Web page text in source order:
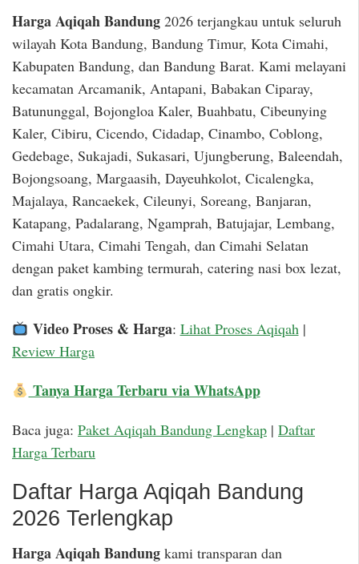
Harga Aqiqah Bandung 2026 terjangkau untuk seluruh
wilayah Kota Bandung, Bandung Timur, Kota Cimahi,
Kabupaten Bandung, dan Bandung Barat. Kami melayani
kecamatan Arcamanik, Antapani, Babakan Ciparay,
Batununggal, Bojongloa Kaler, Buahbatu, Cibeunying
Kaler, Cibiru, Cicendo, Cidadap, Cinambo, Coblong,
Gedebage, Sukajadi, Sukasari, Ujungberung, Baleendah,
Bojongsoang, Margaasih, Dayeuhkolot, Cicalengka,
Majalaya, Rancaekek, Cileunyi, Soreang, Banjaran,
Katapang, Padalarang, Ngamprah, Batujajar, Lembang,
Cimahi Utara, Cimahi Tengah, dan Cimahi Selatan
dengan paket kambing termurah, catering nasi box lezat,
dan gratis ongkir.
Video Proses & Harga: Lihat Proses Aqiqah|
Review Harga
Tanya Harga Terbaru via WhatsApp
Baca juga: Paket Aqiqah Bandung Lengkap | Daftar
Harga Terbaru
Daftar Harga Aqiqah Bandung
2026 Terlengkap
Harga Aqiqah Bandung kami transparan dan